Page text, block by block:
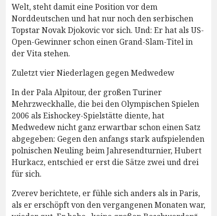
Welt, steht damit eine Position vor dem
Norddeutschen und hat nur noch den serbischen
Topstar Novak Djokovic vor sich. Und: Er hat als US-
Open-Gewinner schon einen Grand-Slam-Titel in
der Vita stehen.
Zuletzt vier Niederlagen gegen Medwedew
In der Pala Alpitour, der großen Turiner
Mehrzweckhalle, die bei den Olympischen Spielen
2006 als Eishockey-Spielstätte diente, hat
Medwedew nicht ganz erwartbar schon einen Satz
abgegeben: Gegen den anfangs stark aufspielenden
polnischen Neuling beim Jahresendturnier, Hubert
Hurkacz, entschied er erst die Sätze zwei und drei
für sich.
Zverev berichtete, er fühle sich anders als in Paris,
als er erschöpft von den vergangenen Monaten war,